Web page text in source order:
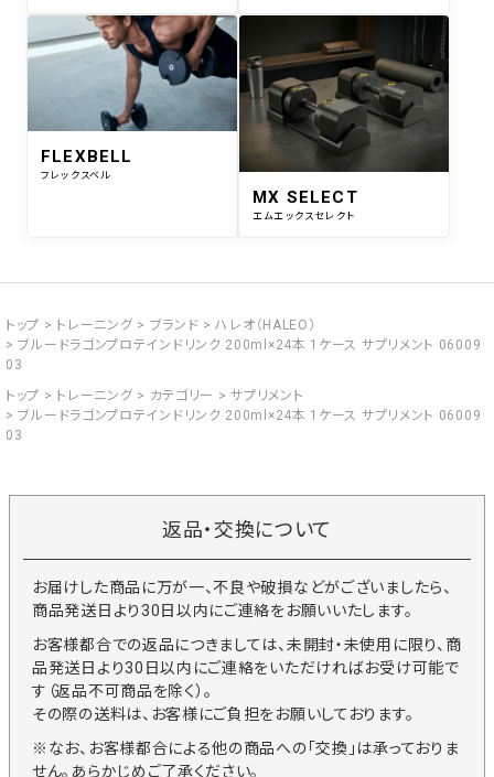
FLEXBELL
フレックスベル
MX SELECT
エムエックスセレクト
トップ トレーニング ブランド
ハレオ（HALEO）
ブルードラゴンプロテインドリンク 200ml×24本 1ケース サプリメント 06009
03
トップ
トレーニング カテゴリー
サプリメント
ブルードラゴンプロテインドリンク 200ml×24本 1ケース サプリメント 06009
03
返品・交換について
お届けした商品に万が一、不良や破損などがございましたら、
商品発送日より30日以内にご連絡をお願いいたします。
お客様都合での返品につきましては、未開封・未使用に限り、商
品発送日より30日以内にご連絡をいただければお受け可能で
す（返品不可商品を除く）。
その際の送料は、お客様にご負担をお願いしております。
※なお、お客様都合による他の商品への「交換」は承っておりま
せん。あらかじめご了承ください。